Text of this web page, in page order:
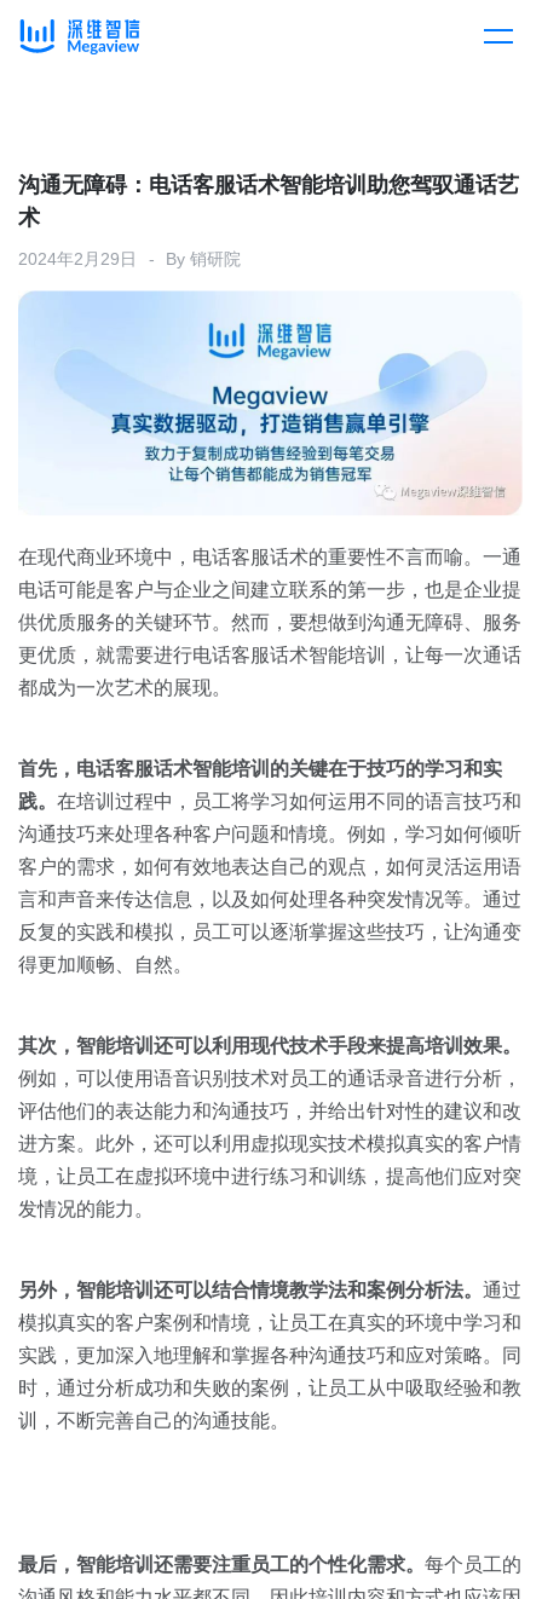
产品总览
产品集成
解决方案
按行业
教育
房地产
金融
按角色
销售人员
销售管理
按业务场景
交易跟进
客户案例
定价
资源中心
全部
白皮书
关于我们
预约演示
沟通无障碍：电话客服话术智能培训助您驾驭通话艺
术
2024年2月29日 By 销研院
在现代商业环境中，电话客服话术的重要性不言而喻。一通
电话可能是客户与企业之间建立联系的第一步，也是企业提
供优质服务的关键环节。然而，要想做到沟通无障碍、服务
更优质，就需要进行电话客服话术智能培训，让每一次通话
都成为一次艺术的展现。
首先，电话客服话术智能培训的关键在于技巧的学习和实
践。 在培训过程中，员工将学习如何运用不同的语言技巧和
沟通技巧来处理各种客户问题和情境。例如，学习如何倾听
客户的需求，如何有效地表达自己的观点，如何灵活运用语
言和声音来传达信息，以及如何处理各种突发情况等。通过
反复的实践和模拟，员工可以逐渐掌握这些技巧，让沟通变
得更加顺畅、自然。
其次，智能培训还可以利用现代技术手段来提高培训效果。
例如，可以使用语音识别技术对员工的通话录音进行分析，
评估他们的表达能力和沟通技巧，并给出针对性的建议和改
进方案。此外，还可以利用虚拟现实技术模拟真实的客户情
境，让员工在虚拟环境中进行练习和训练，提高他们应对突
发情况的能力。
另外，智能培训还可以结合情境教学法和案例分析法。 通过
模拟真实的客户案例和情境，让员工在真实的环境中学习和
实践，更加深入地理解和掌握各种沟通技巧和应对策略。同
时，通过分析成功和失败的案例，让员工从中吸取经验和教
训，不断完善自己的沟通技能。
最后，智能培训还需要注重员工的个性化需求。 每个员工的